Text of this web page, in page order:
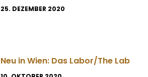
25. DEZEMBER 2020
Neu in Wien: Das Labor/The Lab